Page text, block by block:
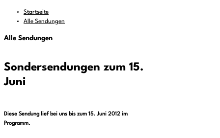
Startseite
Alle Sendungen
Alle Sendungen
Sondersendungen zum 15.
Juni
Diese Sendung lief bei uns bis zum 15. Juni 2012 im
Programm.